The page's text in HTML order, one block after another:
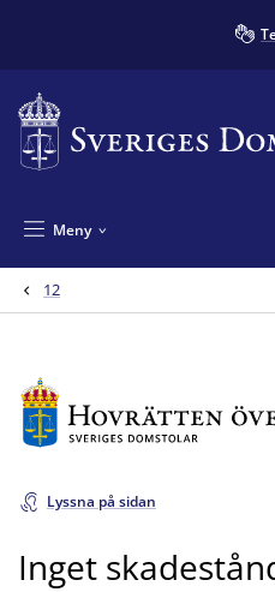
Meny
12
Lyssna på sidan
Inget